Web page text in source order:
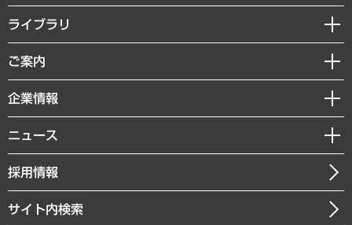
経営戦略
組織・人事戦略
デジタルイノベーション
共生・ダイバーシティ
GRC（ガバナンス・リスク・コンプライアンス）・防災（政策）
経済・産業・雇用・労働
ライブラリ
経済調査
レポート
コラム
経営用語集
受託・受注実績（官公庁関連）
メディア掲載・出演
ご案内
セミナー・イベント情報
MUFGビジネスセミナー
受託案件情報
企業情報
私たちの想い
社長メッセージ
会社概要
ニュース
ニュースリリース
お知らせ
採用情報
サイト内検索